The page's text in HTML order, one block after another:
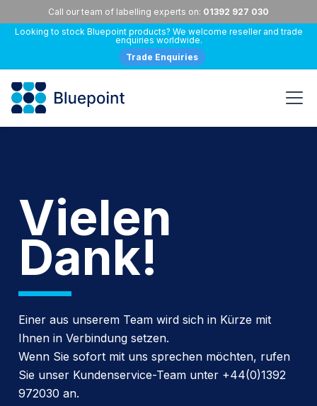
Call our team of labelling experts on: 01392 927 030
Looking to stock Bluepoint products? We welcome reseller and trade
enquiries worldwide.
Trade Enquiries
Vielen
Dank!
Einer aus unserem Team wird sich in Kürze mit
Ihnen in Verbindung setzen.
Wenn Sie sofort mit uns sprechen möchten, rufen
Sie unser Kundenservice-Team unter +44(0)1392
972030 an.